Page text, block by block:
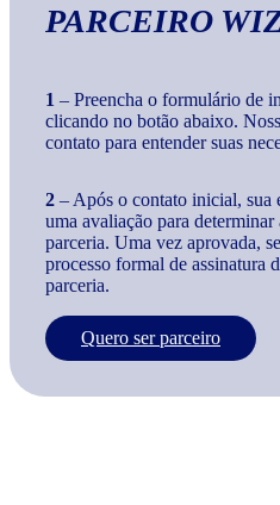
PARCEIRO
1 – Preencha o formulário de
clicando no botão abaixo.
contato para entender suas
2 – Após o contato inicial, sua
uma avaliação para
parceria. Uma vez aprovada,
processo formal de assinatura
parceria.
Quero ser parceiro